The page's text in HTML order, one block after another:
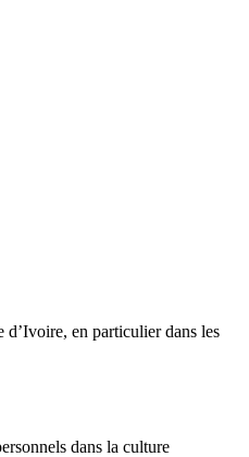
d’Ivoire, en particulier dans les
dans la culture